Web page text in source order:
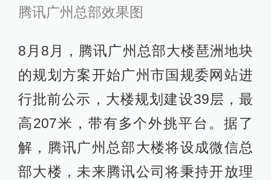
腾讯广州总部效果图
8月8月，腾讯广州总部大楼琶洲地块
的规划方案开始广州市国规委网站进
行批前公示，大楼规划建设39层，最
高207米，带有多个外挑平台。据了
解，腾讯广州总部大楼将设成微信总
部大楼，未来腾讯公司将秉持开放理